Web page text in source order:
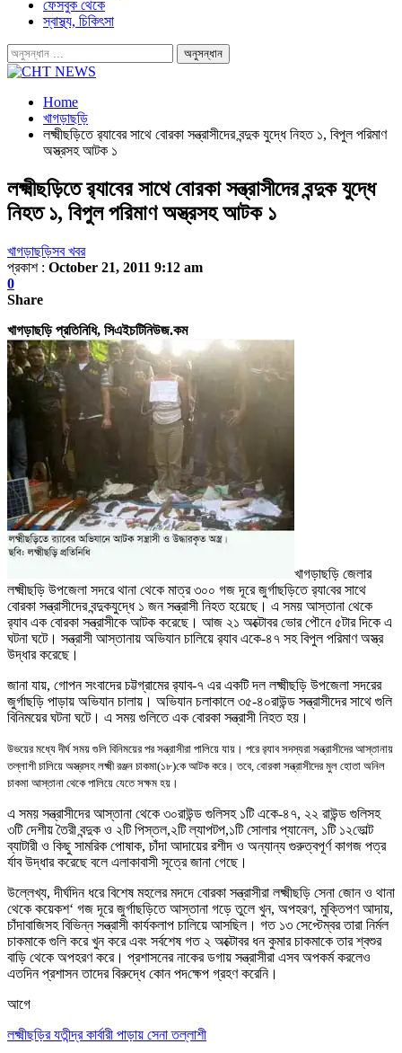
ফেসবুক থেকে
স্বাস্থ্য, চিকিৎসা
Home
খাগড়াছড়ি
লক্ষ্মীছড়িতে র‌্যাবের সাথে বোরকা সন্ত্রাসীদের বন্দুক যুদ্ধে নিহত ১, বিপুল পরিমাণ
অস্ত্রসহ আটক ১
লক্ষ্মীছড়িতে র‌্যাবের সাথে বোরকা সন্ত্রাসীদের বন্দুক যুদ্ধে
নিহত ১, বিপুল পরিমাণ অস্ত্রসহ আটক ১
খাগড়াছড়িসব খবর
প্রকাশ : October 21, 2011 9:12 am
0
Share
খাগড়াছড়ি প্রতিনিধি, সিএইচটিনিউজ.কম
খাগড়াছড়ি জেলার
লক্ষ্মীছড়ি উপজেলা সদরে থানা থেকে মাত্র ৩০০ গজ দূরে জুর্গাছড়িতের‌্যাবের সাথে
বোরকা সন্ত্রাসীদের বন্দুকযুদ্ধে ১ জন সন্ত্রাসী নিহত হয়েছে। এ সময় আস্তানা থেকে
র‌্যাব এক বোরকা সন্ত্রাসীকে আটক করেছে। আজ ২১ অক্টোবর ভোর পৌনে ৫টার দিকে এ
ঘটনা ঘটে। সন্ত্রাসী আস্তানায় অভিযান চালিয়ে র‌্যাব একে-৪৭ সহ বিপুল পরিমাণ অস্ত্র
উদ্ধার করেছে।
জানা যায়, গোপন সংবাদের চট্টগ্রামেরর‌্যাব-৭ এর একটি দল লক্ষ্মীছড়ি উপজেলা সদরের
জুর্গাছড়ি পাড়ায় অভিযান চালায় । অভিযান চলাকালে ৩৫-৪০রাউন্ড সন্ত্রাসীদের সাথে গুলি
বিনিময়ের ঘটনা ঘটে। এ সময় গুলিতে এক বোরকা সন্ত্রাসী নিহত হয় ।
উভয়ের মধ্যে দীর্ঘ সময় গুলি বিনিময়ের পর সন্ত্রাসীরা পালিয়ে যায় । পরে র‌্যাব সদস্যরা সন্ত্রাসীদের আস্তানায়
তল্লাশী চালিয়ে অস্ত্রসহ লক্ষ্মী রঞ্জন চাকমা(১৮)কে আটক করে । তবে বোরকা সন্ত্রাসীদের মুল হোতা অনিল
চাকমা আস্তানা থেকে পালিয়ে যেতে সক্ষম হয় ।
এ সময় সন্ত্রাসীদের আস্তানা থেকে ৩০রাউন্ড গুলিসহ ১টি একে-৪৭, ২২ রাউন্ড গুলিসহ
৩টি দেশীয় তৈরী বন্দুক ও ২টি পিস্তল,২টি ল্যাপটপ,১টি সোলার প্যানেল, ১টি ১২ভোল্ট
ব্যাটারী ও কিছু সামরিক পোষাক, চাঁদা আদায়ের রশীদ ও অন্যান্য গুরুত্বপূর্ণ কাগজ পত্র
র্যাব উদ্ধার করেছে বলে এলাকাবাসী সূত্রে জানা গেছে।
উল্লেখ্য,দীর্ঘদিন ধরে বিশেষ মহলের মদদে বোরকা সন্ত্রাসীরা লক্ষ্মীছড়ি সেনা জোন ও থানা
থেকে কয়েকশ‘ গজ দূরে জুর্গাছড়িতে আস্তানা গড়ে তুলে খুন, অপহরণ, মুক্তিপণ আদায়,
চাঁদাবাজিসহ বিভিন্ন সন্ত্রাসী কার্যকলাপ চালিয়ে আসছিল। গত ১৩ সেপ্টেম্বর তারা নির্মল
চাকমাকে গুলি করে খুন করে এবং সর্বশেষ গত ২ অক্টোবর ধন কুমার চাকমাকে তার শ্বশুর
বাড়ি থেকে অপহরণ করে। প্রশাসনের নাকের ডগায় সন্ত্রাসীরা এসব অপকর্ম করলেও
এতদিন প্রশাসন তাদের বিরুদ্ধে কোন পদক্ষেপ গ্রহণ করেনি।
আগে
লক্ষ্মীছড়ির যতীন্দ্র কার্বারী পাড়ায় সেনা তল্লাশী